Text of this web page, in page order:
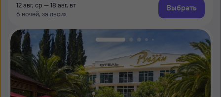
12 авг, ср — 18 авг, вт
6 ночей, за двоих
Выбрать